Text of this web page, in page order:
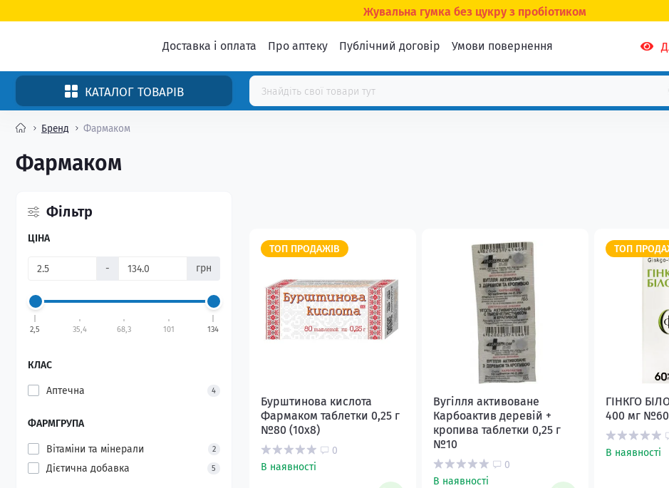
Жувальна гумка без цукру з пробіотиком
Доставка і оплата Про аптеку Публічний договір Умови повернення
КАТАЛОГ ТОВАРІВ
Бренд Фармаком
Фармаком
Фільтр
ЦІНА
- грн
2,5 35,4 68,3 101 134
КЛАС
Аптечна 4
ФАРМГРУПА
Вітаміни та мінерали 2
Дієтична добавка 5
ТОП ПРОДАЖІВ
Бурштинова кислота
Фармаком таблетки 0,25 г
№80 (10х8)
0
В наявності
Вугілля активоване
Карбоактив деревій +
кропива таблетки 0,25 г
№10
0
В наявності
ТОП
ГІНКГО
400 мг №60
В наявності